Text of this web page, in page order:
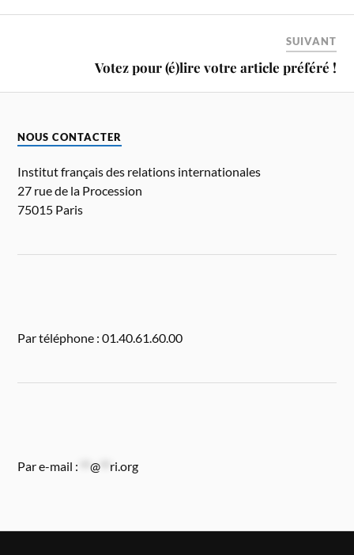
SUIVANT
Votez pour (é)lire votre article préféré !
NOUS CONTACTER
Institut français des relations internationales
27 rue de la Procession
75015 Paris
Par téléphone : 01.40.61.60.00
Par e-mail : **@ ri.org